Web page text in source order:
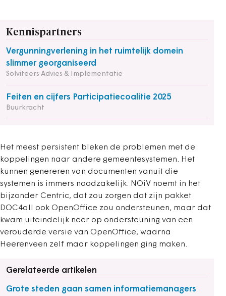
Kennispartners
Vergunningverlening in het ruimtelijk domein
slimmer georganiseerd
Solviteers Advies & Implementatie
Feiten en cijfers Participatiecoalitie 2025
Buurkracht
Het meest persistent bleken de problemen met de
koppelingen naar andere gemeentesystemen. Het
kunnen genereren van documenten vanuit die
systemen is immers noodzakelijk. NOiV noemt in het
bijzonder Centric, dat zou zorgen dat zijn pakket
DOC4all ook OpenOffice zou ondersteunen, maar dat
kwam uiteindelijk neer op ondersteuning van een
verouderde versie van OpenOffice, waarna
Heerenveen zelf maar koppelingen ging maken.
Gerelateerde artikelen
Grote steden gaan samen informatiemanagers